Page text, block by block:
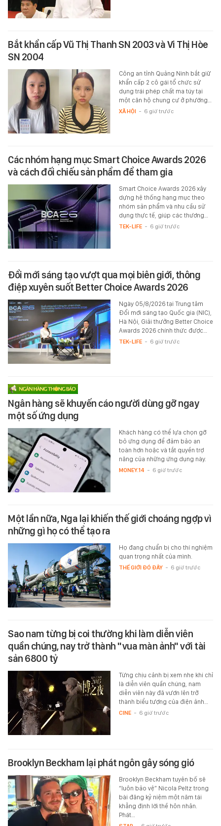
Bắt khẩn cấp Vũ Thị Thanh SN 2003 và Vi Thị Hòe
SN 2004
Công an tỉnh Quảng Ninh bắt giữ
khẩn cấp 2 cô gái tổ chức sử
dụng trái phép chất ma túy tại
một căn hộ chung cư ở phường…
XÃ HỘI - 6 giờ trước
Các nhóm hạng mục Smart Choice Awards 2026
và cách đối chiếu sản phẩm để tham gia
Smart Choice Awards 2026 xây
dựng hệ thống hạng mục theo
nhóm sản phẩm và nhu cầu sử
dụng thực tế, giúp các thương…
TEK-LIFE - 6 giờ trước
Đổi mới sáng tạo vượt qua mọi biên giới, thông
điệp xuyên suốt Better Choice Awards 2026
Ngày 05/8/2026 tại Trung tâm
Đổi mới sáng tạo Quốc gia (NIC),
Hà Nội, Giải thưởng Better Choice
Awards 2026 chính thức được…
TEK-LIFE - 6 giờ trước
Ngân hàng sẽ khuyến cáo người dùng gỡ ngay
một số ứng dụng
Khách hàng có thể lựa chọn gỡ
bỏ ứng dụng để đảm bảo an
toàn hơn hoặc và tắt quyền trợ
năng của những ứng dụng này.
MONEY.14 - 6 giờ trước
Một lần nữa, Nga lại khiến thế giới choáng ngợp vì
những gì họ có thể tạo ra
Họ đang chuẩn bị cho thí nghiệm
quan trọng nhất của mình.
THẾ GIỚI ĐÓ ĐÂY - 6 giờ trước
Sao nam từng bị coi thường khi làm diễn viên
quần chúng, nay trở thành "vua màn ảnh" với tài
sản 6800 tỷ
Từng chịu cảnh bị xem nhẹ khi chỉ
là diễn viên quần chúng, nam
diễn viên này đã vươn lên trở
thành biểu tượng của điện ảnh…
CINE - 6 giờ trước
Brooklyn Beckham lại phát ngôn gây sóng gió
Brooklyn Beckham tuyên bố sẽ
“luôn bảo vệ” Nicola Peltz trong
bài đăng kỷ niệm một năm tái
khẳng định lời thề hôn nhân.
Phát…